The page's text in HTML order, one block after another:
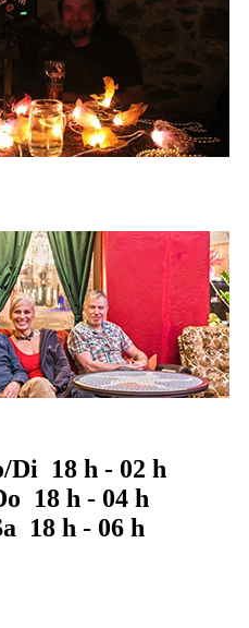
Di 18 h - 02 h
18 h - 04 h
18 h - 06 h